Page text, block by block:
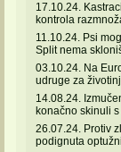
17.10.24.
kontrola
11.10.24. Psi
Split nema
03.10.24. Na
udruge za
14.08.24.
konačno skinuli
26.07.24. Protiv
podignuta